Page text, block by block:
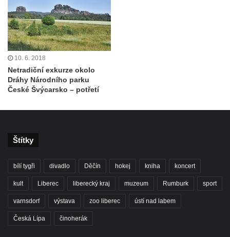
10. 6. 2018
Netradiční exkurze okolo
Dráhy Národního parku
České Švýcarsko – potřetí
Štítky
bílí tygři divadlo Děčín hokej kniha koncert
kult Liberec liberecký kraj muzeum Rumburk sport
varnsdorf výstava zoo liberec ústí nad labem
Česká Lípa činoherák